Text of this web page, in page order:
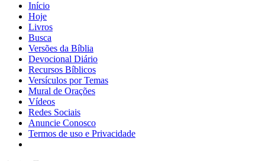
Início
Hoje
Livros
Busca
Versões da Bíblia
Devocional Diário
Recursos Bíblicos
Versículos por Temas
Mural de Orações
Vídeos
Redes Sociais
Anuncie Conosco
Termos de uso e Privacidade